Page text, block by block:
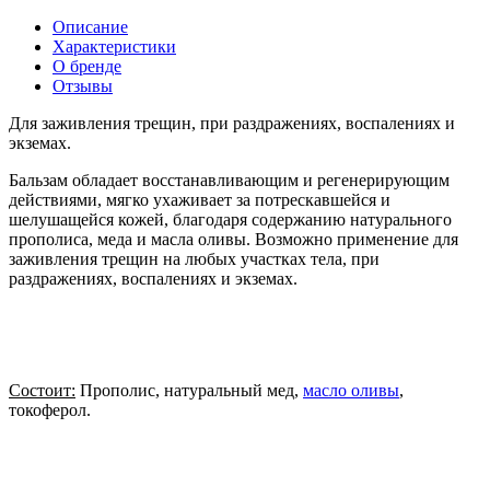
Описание
Характеристики
О бренде
Отзывы
Для заживления трещин, при раздражениях, воспалениях и
экземах.
Бальзам обладает восстанавливающим и регенерирующим
действиями, мягко ухаживает за потрескавшейся и
шелушащейся кожей, благодаря содержанию натурального
прополиса, меда и масла оливы. Возможно применение для
заживления трещин на любых участках тела, при
раздражениях, воспалениях и экземах.
Состоит: Прополис, натуральный мед, масло оливы,
токоферол.